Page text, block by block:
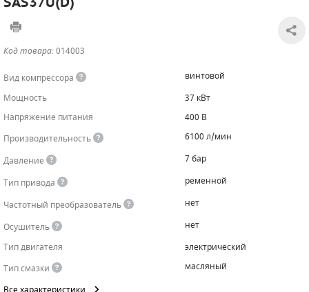
Код товара:014003
Вид компрессора
винтовой
Мощность
37 кВт
Напряжение питания
400 В
Производительность
6100 л/мин
Давление
7 бар
Тип привода
ременной
Частотный преобразователь
нет
Осушитель
нет
Тип двигателя
электрический
Тип смазки
масляный
САДОВАЯ ТЕХНИКА
ЧИЛЛЕРЫ
КАНАЛИЗАЦИОННЫЕ НАСОСЫ
БЕНЗИНОВЫЕ МОТОПОМПЫ
ТАЛИ И ТЕЛЬФЕРЫ
ОСВЕТИТЕЛЬНЫЕ МАЧТЫ
КОНТРОЛЛЕРЫ (БЛОКИ УПРАВЛЕНИЯ)
ПРЕДОХРАНИТЕЛЬНЫЕ КЛАПАНЫ
ОБРАТНЫЕ КЛАПАНЫ
РЕЛЕ ДАВЛЕНИЯ ДЛЯ ДЛЯ КОМПРЕССОРОВ
ДАТЧИКИ
РУКАВА ВЫСОКОГО ДАВЛЕНИЯ (РВД)
ЗАПЧАСТИ ДЛЯ ВИНТОВЫХ КОМПРЕССОРОВ